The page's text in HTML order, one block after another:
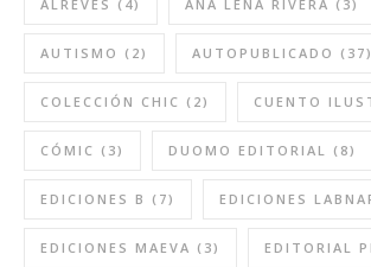
ALREVÉS (4) ANA LENA RIVERA (3)
AUTISMO (2) AUTOPUBLICADO (37)
COLECCIÓN CHIC (2) CUENTO
CÓMIC (3) DUOMO EDITORIAL (8)
EDICIONES B (7) EDICIONES
EDICIONES MAEVA (3) EDITORIAL